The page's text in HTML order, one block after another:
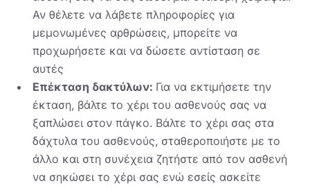
Αν θέλετε να λάβετε πληροφορίες για
μεμονωμένες αρθρώσεις, μπορείτε να
προχωρήσετε και να δώσετε αντίσταση σε
αυτές
Επέκταση δακτύλων: Για να εκτιμήσετε την
έκταση, βάλτε το χέρι του ασθενούς σας να
ξαπλώσει στον πάγκο. Βάλτε το χέρι σας στα
δάχτυλα του ασθενούς, σταθεροποιήστε με το
άλλο και στη συνέχεια ζητήστε από τον ασθενή
να σηκώσει το χέρι σας ενώ εσείς ασκείτε